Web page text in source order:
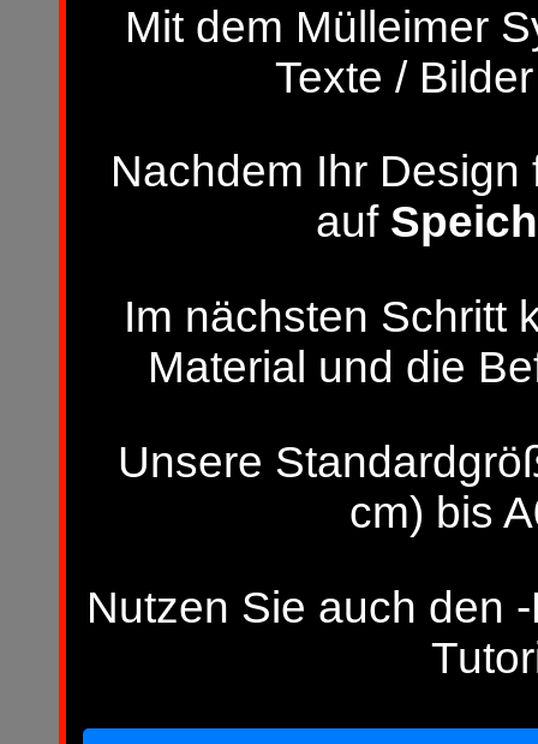
Mit dem Mülleimer
Texte /
Nachdem Ihr
auf
Im nächsten Schritt
Material und die
Unsere
cm) bis
Nutzen Sie auch den